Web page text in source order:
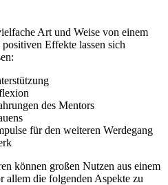
Art und Weise von einem
Effekte lassen sich
des Mentors
für den weiteren Werdegang
können großen Nutzen aus einem
die folgenden Aspekte zu